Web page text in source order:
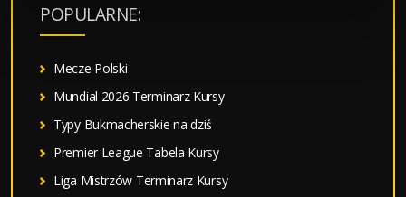
POPULARNE:
Mecze Polski
Mundial 2026 Terminarz Kursy
Typy Bukmacherskie na dziś
Premier League Tabela Kursy
Liga Mistrzów Terminarz Kursy